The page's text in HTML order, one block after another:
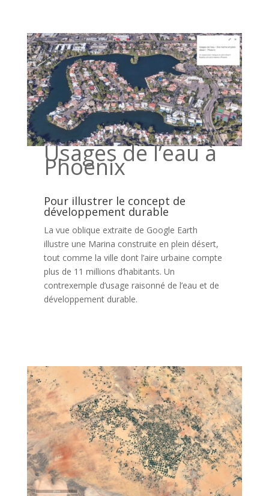
Usages de l’eau à
Phoenix
Pour illustrer le concept de
développement durable
La vue oblique extraite de Google Earth
illustre une Marina construite en plein désert,
tout comme la ville dont l’aire urbaine compte
plus de 11 millions d’habitants. Un
contrexemple d’usage raisonné de l’eau et de
développement durable.